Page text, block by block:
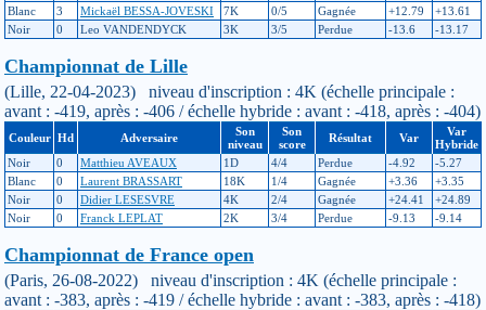
Blanc
3 Mickaël BESSA-JOVESKI 7K 0/5 Gagnée +12.79
+13.61
Noir
0 Leo VANDENDYCK 3K 3/5 Perdue -13.6 -13.17
Championnat de Lille
(Lille, 22-04-2023) niveau d'inscription : 4K (échelle principale :
avant : -419, après : -406 / échelle hybride : avant : -418, après : -404)
Couleur Hd Adversaire
Son
niveau
Son
score
Résultat Var
Var
Hybride
Noir
0 Matthieu AVEAUX 1D 4/4 Perdue -4.92
-5.27
Blanc
0 Laurent BRASSART 18K 1/4 Gagnée +3.36
+3.35
Noir
0 Didier LESESVRE 4K 2/4 Gagnée +24.41
+24.89
Noir
0 Franck LEPLAT 2K 3/4 Perdue -9.13 -9.14
Championnat de France open
(Paris, 26-08-2022) niveau d'inscription : 4K (échelle principale :
avant : -383, après : -419 / échelle hybride : avant : -383, après : -418)